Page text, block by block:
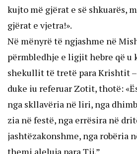
kujto më gjërat e së shkuarës,
gjërat e vjetra!».
Në mënyrë të ngjashme në
përmbledhje e ligjit hebre që
shekullit të tretë para Krishtit
duke iu referuar Zotit, thotë:
nga skllavëria në liri, nga
zia në festë, nga errësira në
jashtëzakonshme, nga robëria
themi aleluja para Tij.”